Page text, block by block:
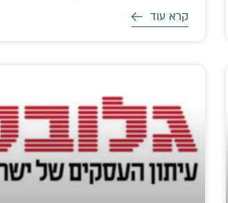
קרא עוד